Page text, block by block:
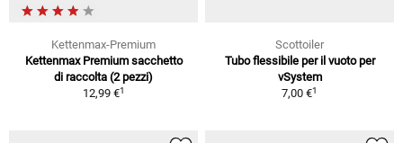
Kettenmax-Premium
Kettenmax Premium sacchetto
di raccolta (2 pezzi)
12,99 €1
Scottoiler
Tubo flessibile per il vuoto per
vSystem
7,00 €1